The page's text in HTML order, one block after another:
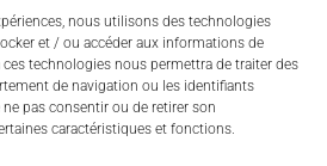
nous utilisons des technologies
et / ou accéder aux informations de
ces technologies nous permettra de traiter des
de navigation ou les identifiants
pas consentir ou de retirer son
caractéristiques et fonctions.
12h00 et de 13h30 à 17h30
12h00 et de 13h30 à 17h30